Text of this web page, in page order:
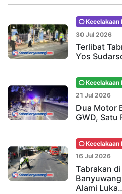
Kecelakaan
30 Jul 2026
Terlibat
Yos
Kecelakaan
21 Jul 2026
Dua Motor
GWD, Satu
Kecelakaan
16 Jul 2026
Tabrakan
Alami